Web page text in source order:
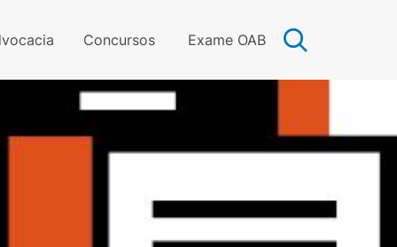
Concursos Exame OAB